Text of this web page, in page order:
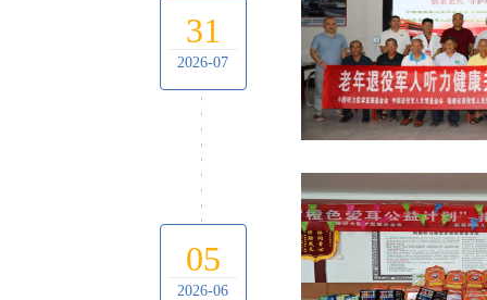
31
2026-07
05
2026-06